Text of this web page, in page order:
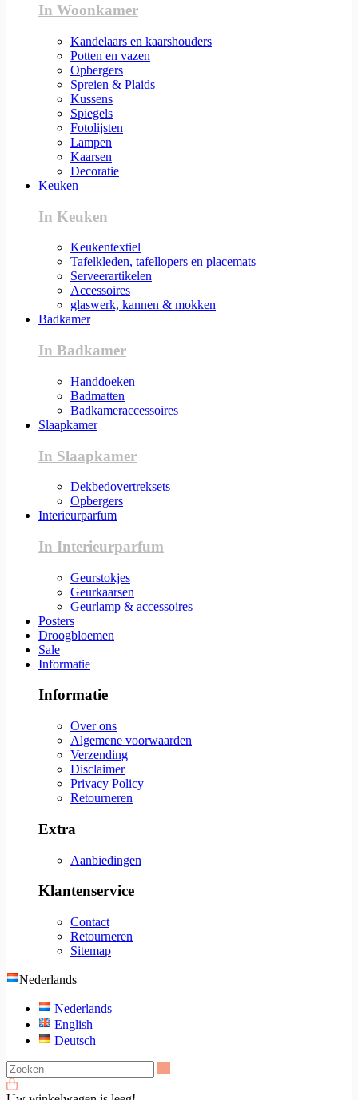
In Woonkamer
Kandelaars en kaarshouders
Potten en vazen
Opbergers
Spreien & Plaids
Kussens
Spiegels
Fotolijsten
Lampen
Kaarsen
Decoratie
Keuken
In Keuken
Keukentextiel
Tafelkleden, tafellopers en placemats
Serveerartikelen
Accessoires
glaswerk, kannen & mokken
Badkamer
In Badkamer
Handdoeken
Badmatten
Badkameraccessoires
Slaapkamer
In Slaapkamer
Dekbedovertreksets
Opbergers
Interieurparfum
In Interieurparfum
Geurstokjes
Geurkaarsen
Geurlamp & accessoires
Posters
Droogbloemen
Sale
Informatie
Informatie
Over ons
Algemene voorwaarden
Verzending
Disclaimer
Privacy Policy
Retourneren
Extra
Aanbiedingen
Klantenservice
Contact
Retourneren
Sitemap
Nederlands
Nederlands
English
Deutsch